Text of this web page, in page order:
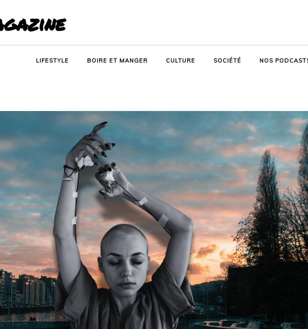
LIFESTYLE BOIRE ET MANGER CULTURE SOCIÉTÉ NOS